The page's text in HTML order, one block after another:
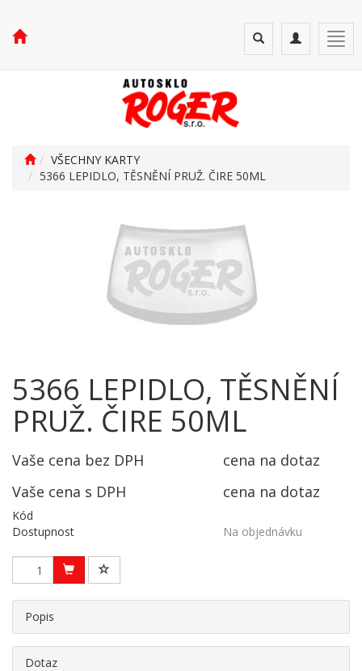
Toggle
navigation
Toggle
search
VŠECHNY KARTY
5366 LEPIDLO, TĚSNĚNÍ PRUŽ. ČIRE 50ML
5366 LEPIDLO, TĚSNĚNÍ
PRUŽ. ČIRE 50ML
Vaše cena bez DPH
cena na dotaz
Vaše cena s DPH
cena na dotaz
Kód
Dostupnost
Na objednávku
Popis
Dotaz